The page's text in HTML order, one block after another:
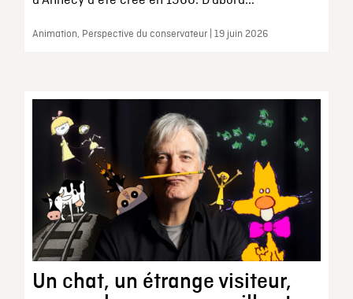
Animation, Perspective du conservateur | 19 juin 2026
Un chat, un étrange visiteur,